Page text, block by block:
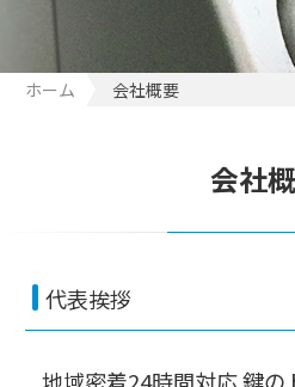
ホーム 会社概要
会社
代表挨拶
地域密着24時間対応 鍵